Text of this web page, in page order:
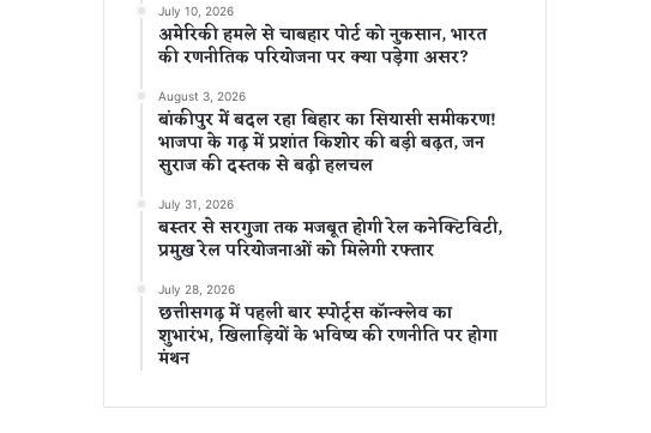
July 10, 2026
अमेरिकी हमले से चाबहार पोर्ट को नुकसान, भारत
की रणनीतिक परियोजना पर क्या पड़ेगा असर?
August 3, 2026
बांकीपुर में बदल रहा बिहार का सियासी समीकरण!
भाजपा के गढ़ में प्रशांत किशोर की बड़ी बढ़त, जन
सुराज की दस्तक से बढ़ी हलचल
July 31, 2026
बस्तर से सरगुजा तक मजबूत होगी रेल कनेक्टिविटी,
प्रमुख रेल परियोजनाओं को मिलेगी रफ्तार
July 28, 2026
छत्तीसगढ़ में पहली बार स्पोर्ट्स कॉन्क्लेव का
शुभारंभ, खिलाड़ियों के भविष्य की रणनीति पर होगा
मंथन